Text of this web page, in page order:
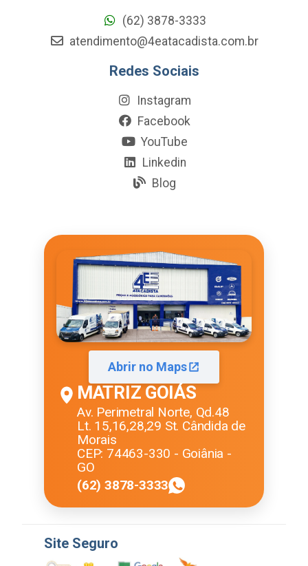
(62) 3878-3333
atendimento@4eatacadista.com.br
Redes Sociais
Instagram
Facebook
YouTube
Linkedin
Blog
Abrir no Maps
MATRIZ GOIÁS
Av. Perimetral Norte, Qd.48
Lt. 15,16,28,29 St. Cândida de
Morais
CEP: 74463-330 - Goiânia -
GO
(62) 3878-3333
Site Seguro